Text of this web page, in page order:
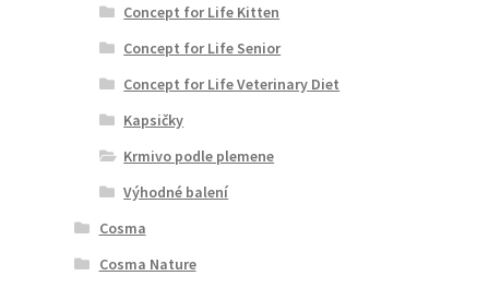
Concept for Life Kitten
Concept for Life Senior
Concept for Life Veterinary Diet
Kapsičky
Krmivo podle plemene
Výhodné balení
Cosma
Cosma Nature